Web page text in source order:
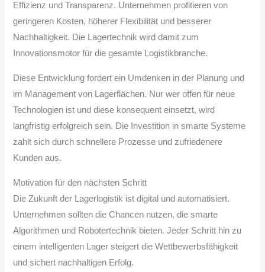
Effizienz und Transparenz. Unternehmen profitieren von
geringeren Kosten, höherer Flexibilität und besserer
Nachhaltigkeit. Die Lagertechnik wird damit zum
Innovationsmotor für die gesamte Logistikbranche.
Diese Entwicklung fordert ein Umdenken in der Planung und
im Management von Lagerflächen. Nur wer offen für neue
Technologien ist und diese konsequent einsetzt, wird
langfristig erfolgreich sein. Die Investition in smarte Systeme
zahlt sich durch schnellere Prozesse und zufriedenere
Kunden aus.
Motivation für den nächsten Schritt
Die Zukunft der Lagerlogistik ist digital und automatisiert.
Unternehmen sollten die Chancen nutzen, die smarte
Algorithmen und Robotertechnik bieten. Jeder Schritt hin zu
einem intelligenten Lager steigert die Wettbewerbsfähigkeit
und sichert nachhaltigen Erfolg.